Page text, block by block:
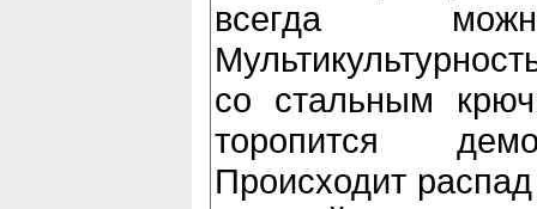
всегда
со стальным
торопится
Происходит